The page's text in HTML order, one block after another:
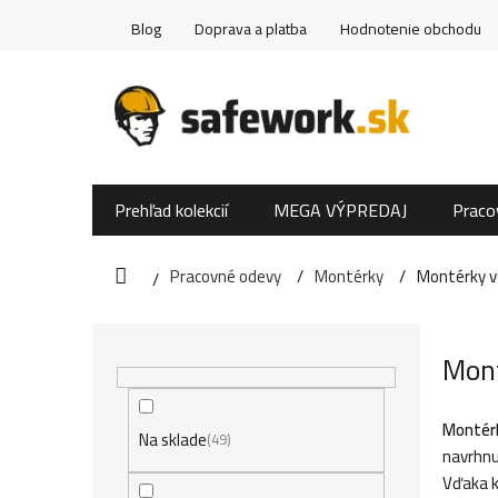
Blog Doprava a platba Hodnotenie obchodu
Prehľad kolekcií MEGA VÝPREDAJ
DomovPracovné odevy Montérky Montérky
Na sklade 49
Vďaka